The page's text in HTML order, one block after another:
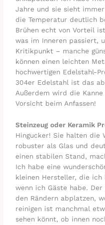
Jahre und sie sieht
die Temperatur deutlich
Brühen echt von Vorteil
was im Inneren passiert,
Kritikpunkt – manche
können einen leichten
hochwertigen Edelstahl-
304er Edelstahl ist das
Außerdem wird die
Vorsicht beim Anfassen!
Steinzeug oder Keramik
Hingucker! Sie halten die
robuster als Glas und
einen stabilen Stand,
Ich habe eine
kleinen Hersteller, die ich
wenn ich Gäste habe.
den Rändern abplatzen,
reinigen ist manchmal
sehen könnt, ob innen